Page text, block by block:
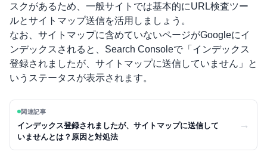
スクがあるため、一般サイトでは基本的にURL検査ツー
ルとサイトマップ送信を活用しましょう。
なお、サイトマップに含めていないページがGoogleにイ
ンデックスされると、Search Consoleで「インデックス
登録されましたが、サイトマップに送信していません」と
いうステータスが表示されます。
関連記事
インデックス登録されましたが、サイトマップに送信して
いませんとは？原因と対処法
→